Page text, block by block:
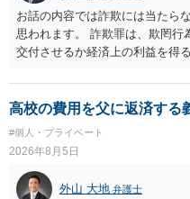
お話の内容では詐欺には当たら
思われます。 詐欺罪は、欺罔行
交付させるか経済上の利益を得
ので、詐欺罪の実行行為性が無
く、相手が真実を話せば警察も
容を述べた場合は、捜査はある
て、真実を説明すれば、「ちゃ
ことだと思われます。 また、返
のは致し方ありません。真摯に
くのみでしょう。 以上、ご参考
高校の費用を父に返済する
#個人・プライベート
2026年8月5日
外山 大地 弁護士